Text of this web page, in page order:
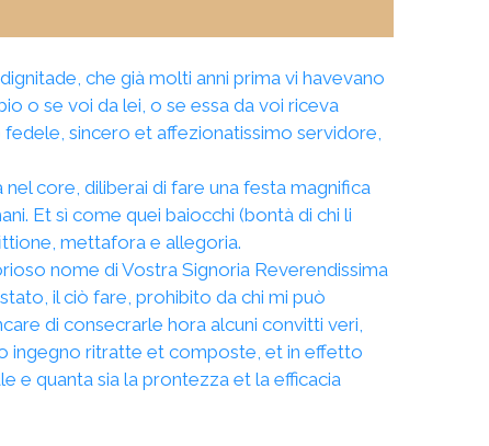
che già molti anni prima vi havevano
o se voi da lei, o se essa da voi riceva
sincero et affezionatissimo servidore,
core, diliberai di fare una festa magnifica
Et sì come quei baiocchi (bontà di chi li
mettafora e allegoria.
nome di Vostra Signoria Reverendissima
il ciò fare, prohibito da chi mi può
di consecrarle hora alcuni convitti veri,
ingegno ritratte et composte, et in effetto
e quanta sia la prontezza et la efficacia